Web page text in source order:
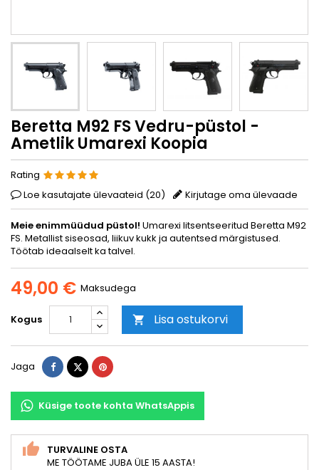
Beretta M92 FS Vedru-püstol -
Ametlik Umarexi Koopia
Rating
Loe kasutajate ülevaateid (20) Kirjutage oma ülevaade
Meie enimmüüdud püstol! Umarexi litsentseeritud Beretta M92
FS. Metallist siseosad, liikuv kukk ja autentsed märgistused.
Töötab ideaalselt ka talvel.
49,00 € Maksudega
Kogus  Lisa ostukorvi
Jaga Jaga TweetPinterest
Küsige toote kohta WhatsAppis
TURVALINE OSTA
ME TÖÖTAME JUBA ÜLE 15 AASTA!